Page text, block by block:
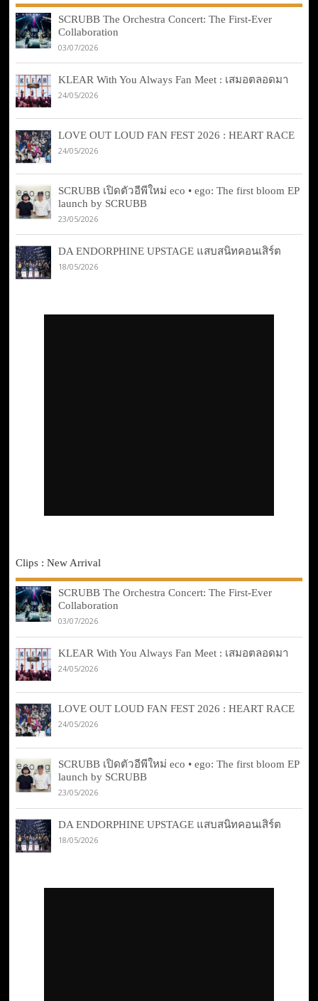
SCRUBB The Orchestra Concert: The First-Ever
Collaboration
03/07/2026
KLEAR With You Always Fan Meet : เสมอตลอดมา
24/05/2026
LOVE OUT LOUD FAN FEST 2026 : HEART RACE
24/05/2026
SCRUBB เปิดตัวอีพีใหม่ eco • ego: The first bloom EP
launch by SCRUBB
23/05/2026
DA ENDORPHINE UPSTAGE แสบสนิทคอนเสิร์ต
18/05/2026
Clips : New Arrival
SCRUBB The Orchestra Concert: The First-Ever
Collaboration
03/07/2026
KLEAR With You Always Fan Meet : เสมอตลอดมา
24/05/2026
LOVE OUT LOUD FAN FEST 2026 : HEART RACE
24/05/2026
SCRUBB เปิดตัวอีพีใหม่ eco • ego: The first bloom EP
launch by SCRUBB
23/05/2026
DA ENDORPHINE UPSTAGE แสบสนิทคอนเสิร์ต
18/05/2026